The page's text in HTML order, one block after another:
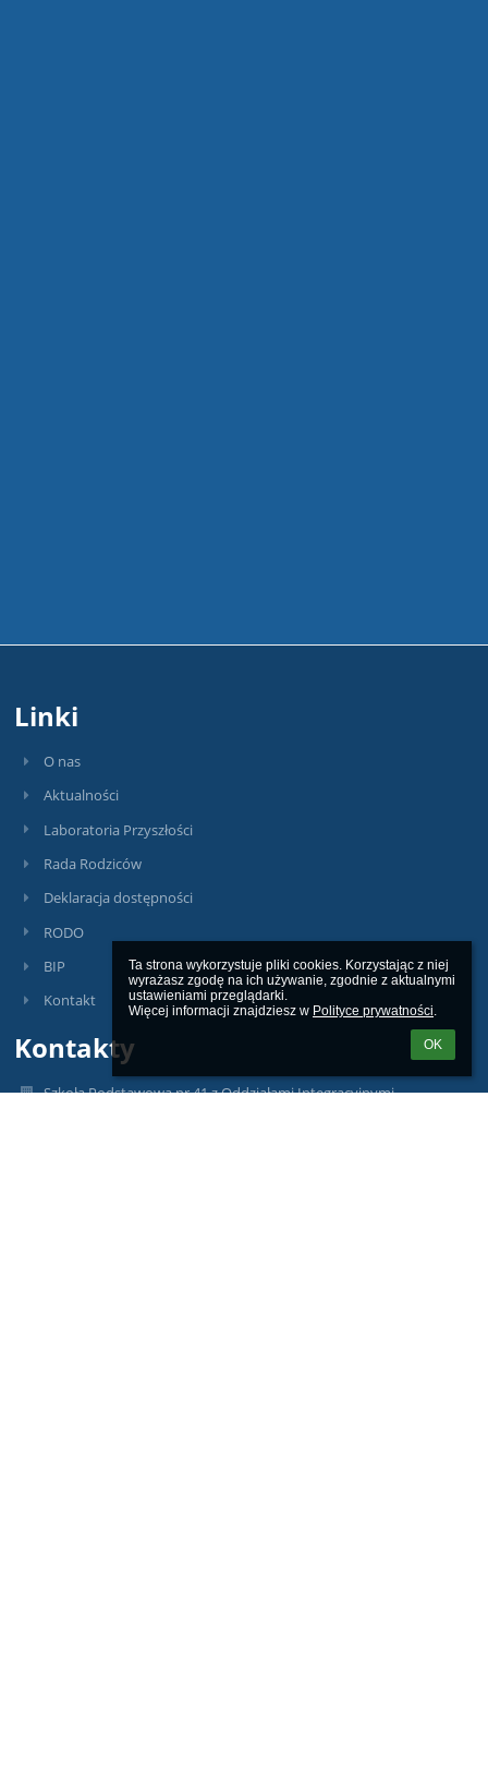
Ta strona wykorzystuje pliki cookies. Korzystając z niej
wyrażasz zgodę na ich używanie, zgodnie z aktualnymi
ustawieniami przeglądarki.
Więcej informacji znajdziesz w Polityce prywatności.
OK
Linki
O nas
Aktualności
Laboratoria Przyszłości
Rada Rodziców
Deklaracja dostępności
RODO
BIP
Kontakt
Kontakty
Szkoła Podstawowa nr 41 z Oddziałami Integracyjnymi